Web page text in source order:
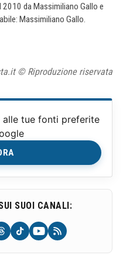
da Massimiliano Gallo e
Massimiliano Gallo.
© Riproduzione riservata
alle tue fonti preferite
SUOI CANALI: